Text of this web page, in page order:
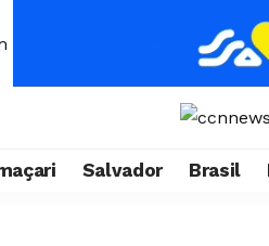
Salvador Brasil